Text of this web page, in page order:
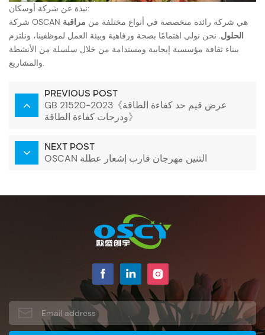
نبذة عن شركة أوسكان:
شركة OSCAN هي شركة رائدة متخصصة في أنواع مختلفة من مراقبة
الحلول. نحن نولي اهتمامًا بصحة ورفاهية وبيئة العمل لموظفينا، ونلتزم
ببناء ثقافة مؤسسية إيجابية ومستدامة من خلال سلسلة من الأنشطة
والمشاريع.
PREVIOUS POST
GB 21520-2023《عرض قيم حد كفاءة الطاقة
ودرجات كفاءة الطاقة》
NEXT POST
OSCAN التنين مهرجان قارب إشعار عطلة